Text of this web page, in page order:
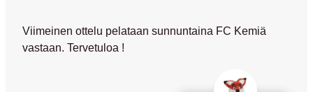
Viimeinen ottelu pelataan sunnuntaina FC Kemiä
vastaan. Tervetuloa !